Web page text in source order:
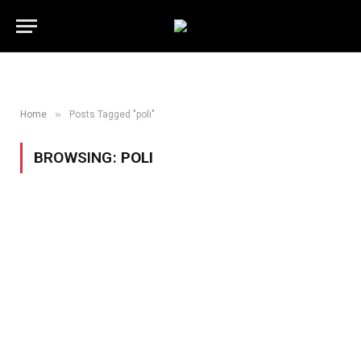
Home » Posts Tagged "poli"
BROWSING: POLI